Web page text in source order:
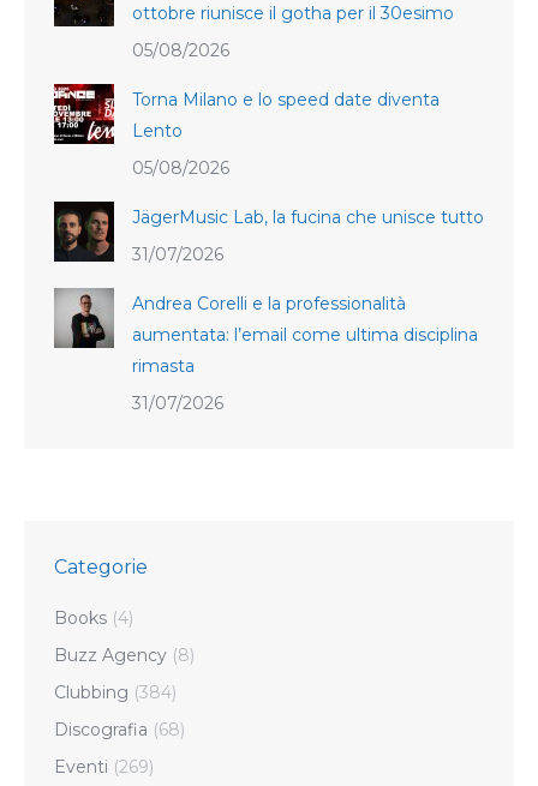
ottobre riunisce il gotha per il 30esimo
05/08/2026
Torna Milano e lo speed date diventa
Lento
05/08/2026
JägerMusic Lab, la fucina che unisce tutto
31/07/2026
Andrea Corelli e la professionalità
aumentata: l’email come ultima disciplina
rimasta
31/07/2026
Categorie
Books (4)
Buzz Agency (8)
Clubbing (384)
Discografia (68)
Eventi (269)